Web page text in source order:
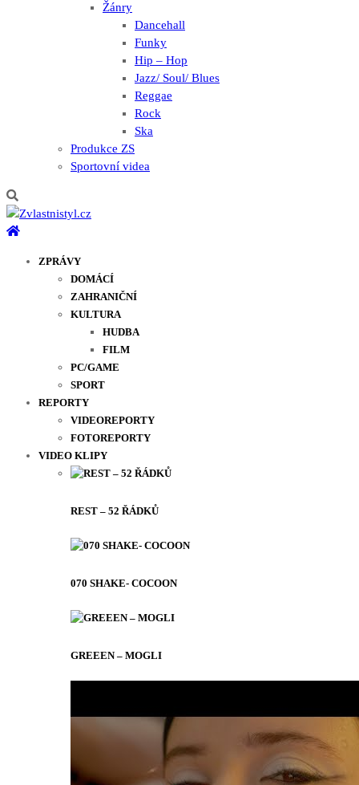
Žánry
Dancehall
Funky
Hip – Hop
Jazz/ Soul/ Blues
Reggae
Rock
Ska
Produkce ZS
Sportovní videa
ZPRÁVY
DOMÁCÍ
ZAHRANIČNÍ
KULTURA
HUDBA
FILM
PC/GAME
SPORT
REPORTY
VIDEOREPORTY
FOTOREPORTY
VIDEO KLIPY
REST – 52 ŘÁDKŮ
070 SHAKE- COCOON
GREEEN – MOGLI